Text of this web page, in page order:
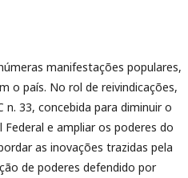
manifestações populares,
o país. No rol de reivindicações,
33, concebida para diminuir o
e ampliar os poderes do
as inovações trazidas pela
de poderes defendido por